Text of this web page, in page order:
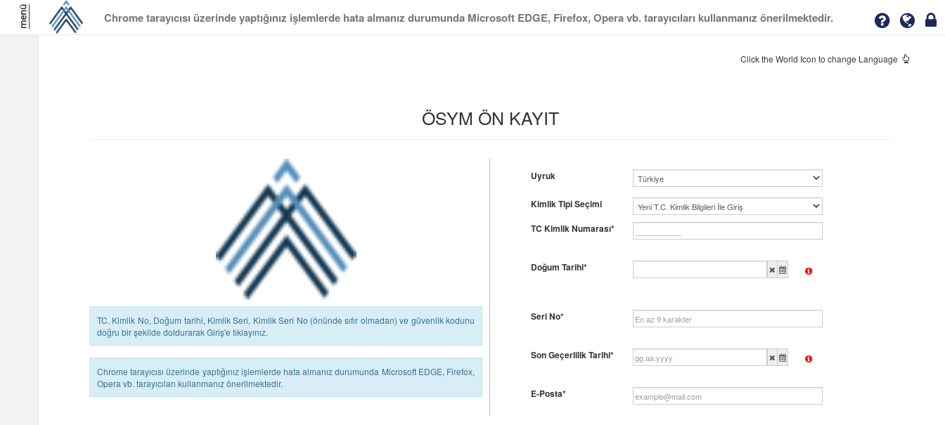
menü Chrome tarayıcısı üzerinde yaptığınız işlemlerde hata almanız durumunda Microsoft EDGE, Firefox, Opera vb. tarayıcıları kullanmanız önerilmektedir.
Click the World Icon to change Language
ÖSYM ÖN KAYIT
TC. Kimlik No, Doğum tarihi, Kimlik Seri, Kimlik Seri No (önünde sıfır olmadan) ve güvenlik kodunu
doğru bir şekilde doldurarak Giriş'e tıklayınız.
Chrome tarayıcısı üzerinde yaptığınız işlemlerde hata almanız durumunda Microsoft EDGE, Firefox,
Opera vb. tarayıcıları kullanmanız önerilmektedir.
Uyruk
Kimlik Tipi Seçimi
TC Kimlik Numarası*
Doğum Tarihi*
Seri No*
Son Geçerlilik Tarihi*
E-Posta*